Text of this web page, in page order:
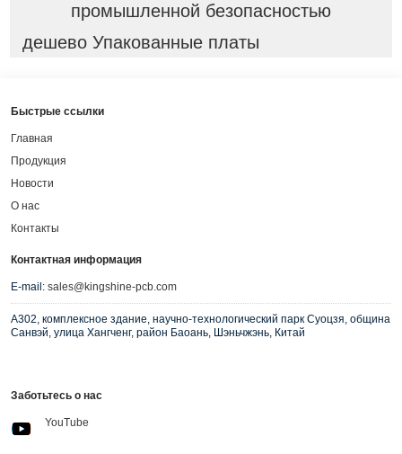
промышленной безопасностью
дешево Упакованные платы
Быстрые ссылки
Главная
Продукция
Новости
О нас
Контакты
Контактная информация
E-mail: sales@kingshine-pcb.com
A302, комплексное здание, научно-технологический парк Суоцзя, община
Санвэй, улица Хангченг, район Баоань, Шэньчжэнь, Китай
Заботьтесь о нас
YouTube